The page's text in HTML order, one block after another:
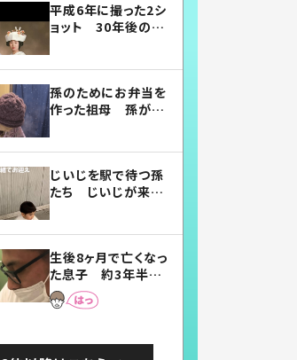
平成6年に撮った2シ
ョット 30年後の姿
孫のためにお弁当を
作った祖母 孫が絶
じいじを駅で待つ孫
たち じいじが来た
まらない」「幸せにな
れる」
生後8ヶ月で亡くなっ
た息子 約3年半
後、当時の妻の日記
に書いてあった本音